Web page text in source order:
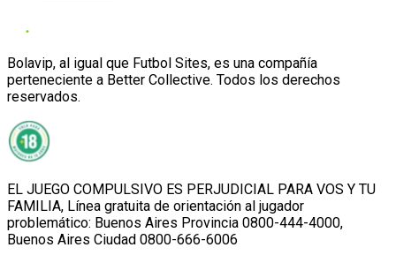
Bolavip, al igual que Futbol Sites, es una compañía
perteneciente a Better Collective. Todos los derechos
reservados.
EL JUEGO COMPULSIVO ES PERJUDICIAL PARA VOS Y TU
FAMILIA, Línea gratuita de orientación al jugador
problemático: Buenos Aires Provincia 0800-444-4000,
Buenos Aires Ciudad 0800-666-6006